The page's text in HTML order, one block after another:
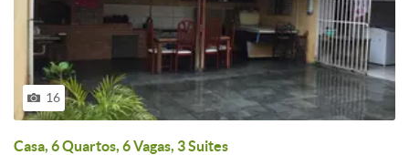
16
Casa, 6 Quartos, 6 Vagas, 3 Suites